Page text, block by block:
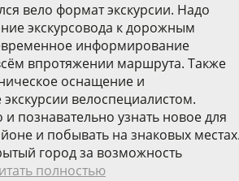
вело формат экскурсии. Надо
экскурсовода к дорожным
информирование
впротяжении маршрута. Также
оснащение и
велоспециалистом.
познавательно узнать новое для
и побывать на знаковых
город за возможность
полностью